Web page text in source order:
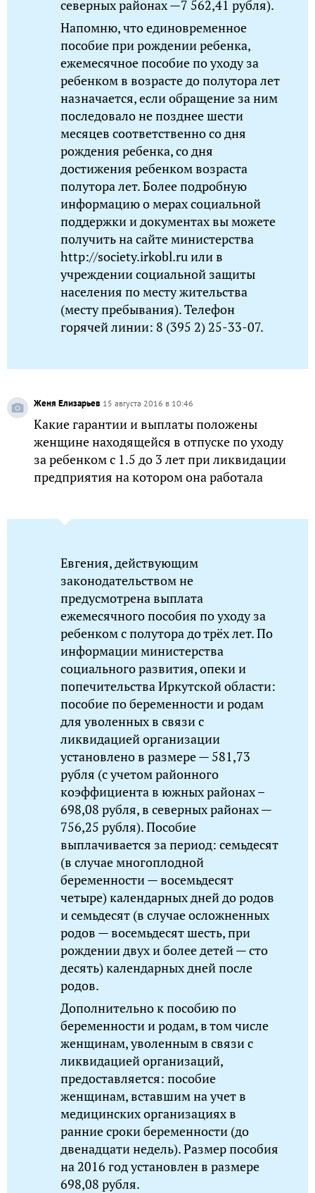
северных районах —7 562,41 рубля).
Напомню, что единовременное
пособие при рождении ребенка,
ежемесячное пособие по уходу за
ребенком в возрасте до полутора лет
назначается, если обращение за ним
последовало не позднее шести
месяцев соответственно со дня
рождения ребенка, со дня
достижения ребенком возраста
полутора лет. Более подробную
информацию о мерах социальной
поддержки и документах вы можете
получить на сайте министерства
http://society.irkobl.ru или в
учреждении социальной защиты
населения по месту жительства
(месту пребывания). Телефон
горячей линии: 8 (395 2) 25-33-07.
Женя Елизарьев 15 августа 2016 в 10:46
Какие гарантии и выплаты положены
женщине находящейся в отпуске по уходу
за ребенком с 1.5 до 3 лет при ликвидации
предприятия на котором она работала
Евгения, действующим
законодательством не
предусмотрена выплата
ежемесячного пособия по уходу за
ребенком с полутора до трёх лет. По
информации министерства
социального развития, опеки и
попечительства Иркутской области:
пособие по беременности и родам
для уволенных в связи с
ликвидацией организации
установлено в размере — 581,73
рубля (с учетом районного
коэффициента в южных районах –
698,08 рубля, в северных районах —
756,25 рубля). Пособие
выплачивается за период: семьдесят
(в случае многоплодной
беременности — восемьдесят
четыре) календарных дней до родов
и семьдесят (в случае осложненных
родов — восемьдесят шесть, при
рождении двух и более детей — сто
десять) календарных дней после
родов.
Дополнительно к пособию по
беременности и родам, в том числе
женщинам, уволенным в связи с
ликвидацией организаций,
предоставляется: пособие
женщинам, вставшим на учет в
медицинских организациях в
ранние сроки беременности (до
двенадцати недель). Размер пособия
на 2016 год установлен в размере
698,08 рубля.